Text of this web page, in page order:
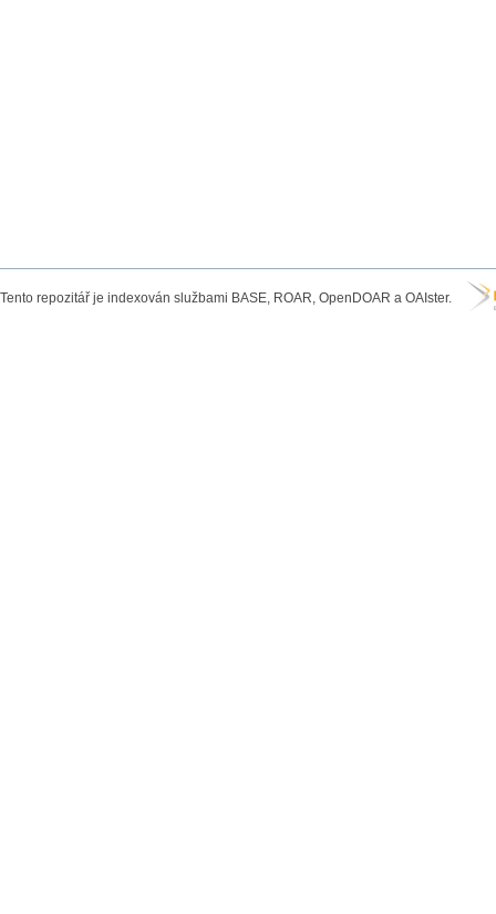
Tento repozitář je indexován službami BASE, ROAR, OpenDOAR a OAIster.